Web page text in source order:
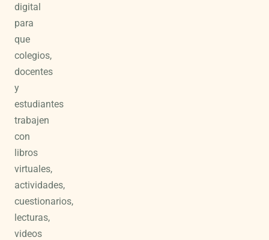
digital
para
que
colegios,
docentes
y
estudiantes
trabajen
con
libros
virtuales,
actividades,
cuestionarios,
lecturas,
videos